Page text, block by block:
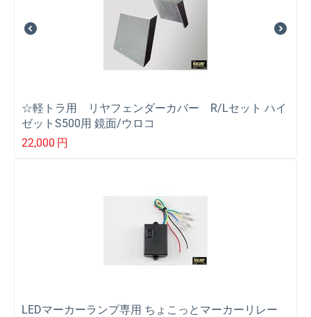
☆軽トラ用 リヤフェンダーカバー R/Lセット ハイ
ゼットS500用 鏡面/ウロコ
22,000 円
LEDマーカーランプ専用 ちょこっとマーカーリレー